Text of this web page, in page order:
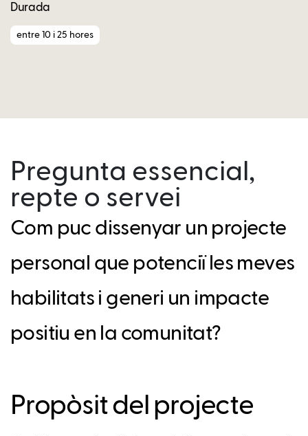
Durada
entre 10 i 25 hores
Pregunta essencial,
repte o servei
Com puc dissenyar un projecte
personal que potenciï les meves
habilitats i generi un impacte
positiu en la comunitat?
Propòsit del projecte